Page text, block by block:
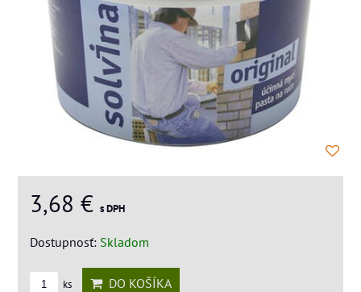
3,68 € s DPH
Dostupnosť: Skladom
ks DO KOŠÍKA